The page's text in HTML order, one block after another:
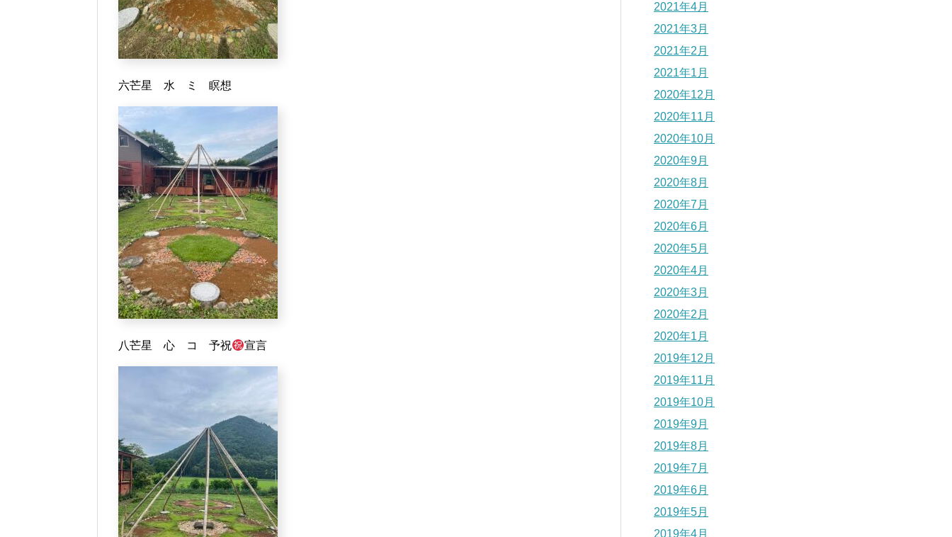
六芒星 水 ミ 瞑想
八芒星 心 コ 予祝 宣言
2021年4月
2021年3月
2021年2月
2021年1月
2020年12月
2020年11月
2020年10月
2020年9月
2020年8月
2020年7月
2020年6月
2020年5月
2020年4月
2020年3月
2020年2月
2020年1月
2019年12月
2019年11月
2019年10月
2019年9月
2019年8月
2019年7月
2019年6月
2019年5月
2019年4月